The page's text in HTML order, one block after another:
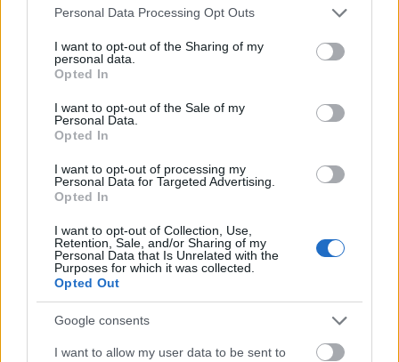
Please note that this website/app uses one or more Google
not limited to your visit or usage behaviour. You may click to
grant or deny consent to Google and its third-party tags to
use your data for below specified purposes in below Google
consent section.
Personal Data Processing Opt Outs
I want to opt-out of the Sharing of my
personal data.
Opted In
I want to opt-out of the Sale of my
Personal Data.
Opted In
I want to opt-out of processing my
Personal Data for Targeted Advertising.
Opted In
I want to opt-out of Collection, Use,
Retention, Sale, and/or Sharing of my
Personal Data that Is Unrelated with the
Purposes for which it was collected.
Opted Out
Google consents
I want to allow my user data to be sent to
πραγματικά προβλήματα.
εκατομμυριούχος
Μαίνεται η φωτιά στα Πεύκα
Θεσσαλονίκης – «Ήχησε» το
Κρήτη: Ελέυθερος ο 56χρονος
που φωτογράφιζε